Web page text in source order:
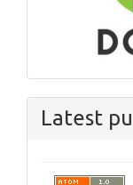
Latest